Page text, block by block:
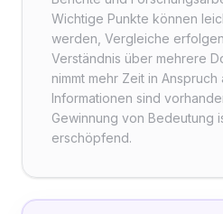
Wichtige Punkte können
werden, Vergleiche
Verständnis über mehrere
nimmt mehr Zeit in
Informationen sind
Gewinnung von Bedeutung
erschöpfend.